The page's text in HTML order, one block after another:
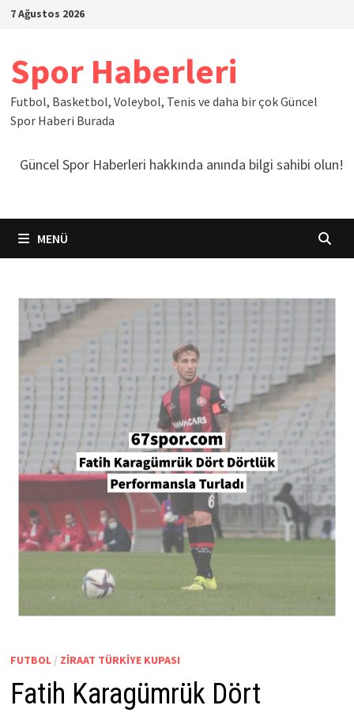
İçeriğe
7 Ağustos 2026
Spor Haberleri
Futbol, Basketbol, Voleybol, Tenis ve daha bir çok Güncel
Spor Haberi Burada
Güncel Spor Haberleri hakkında anında bilgi sahibi olun!
MENÜ
FUTBOL/ ZIRAAT TÜRKIYE KUPASI
Fatih Karagümrük Dört